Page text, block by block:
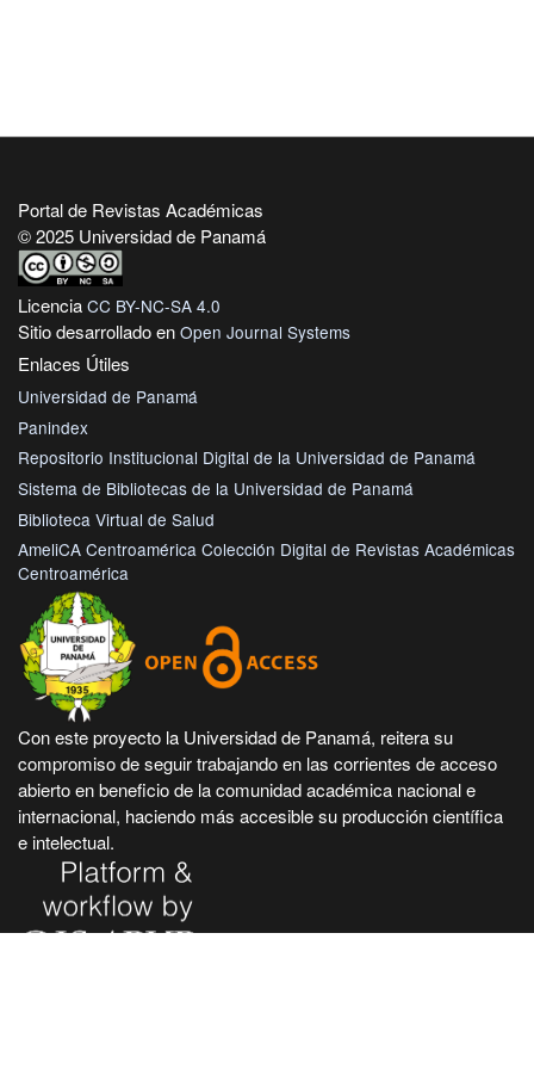
Portal de Revistas Académicas
© 2025 Universidad de Panamá
Licencia CC BY-NC-SA 4.0
Sitio desarrollado en Open Journal Systems
Enlaces Útiles
Universidad de Panamá
Panindex
Repositorio Institucional Digital de la Universidad de Panamá
Sistema de Bibliotecas de la Universidad de Panamá
Biblioteca Virtual de Salud
AmeliCA Centroamérica Colección Digital de Revistas Académicas
Centroamérica
Con este proyecto la Universidad de Panamá, reitera su
compromiso de seguir trabajando en las corrientes de acceso
abierto en beneficio de la comunidad académica nacional e
internacional, haciendo más accesible su producción científica
e intelectual.